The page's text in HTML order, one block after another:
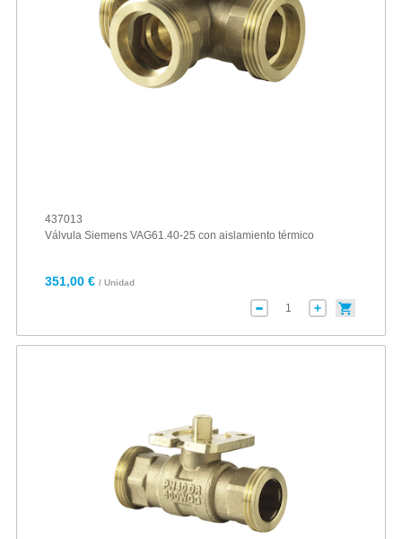
437013
Válvula Siemens VAG61.40-25 con aislamiento térmico
351,00 € / Unidad